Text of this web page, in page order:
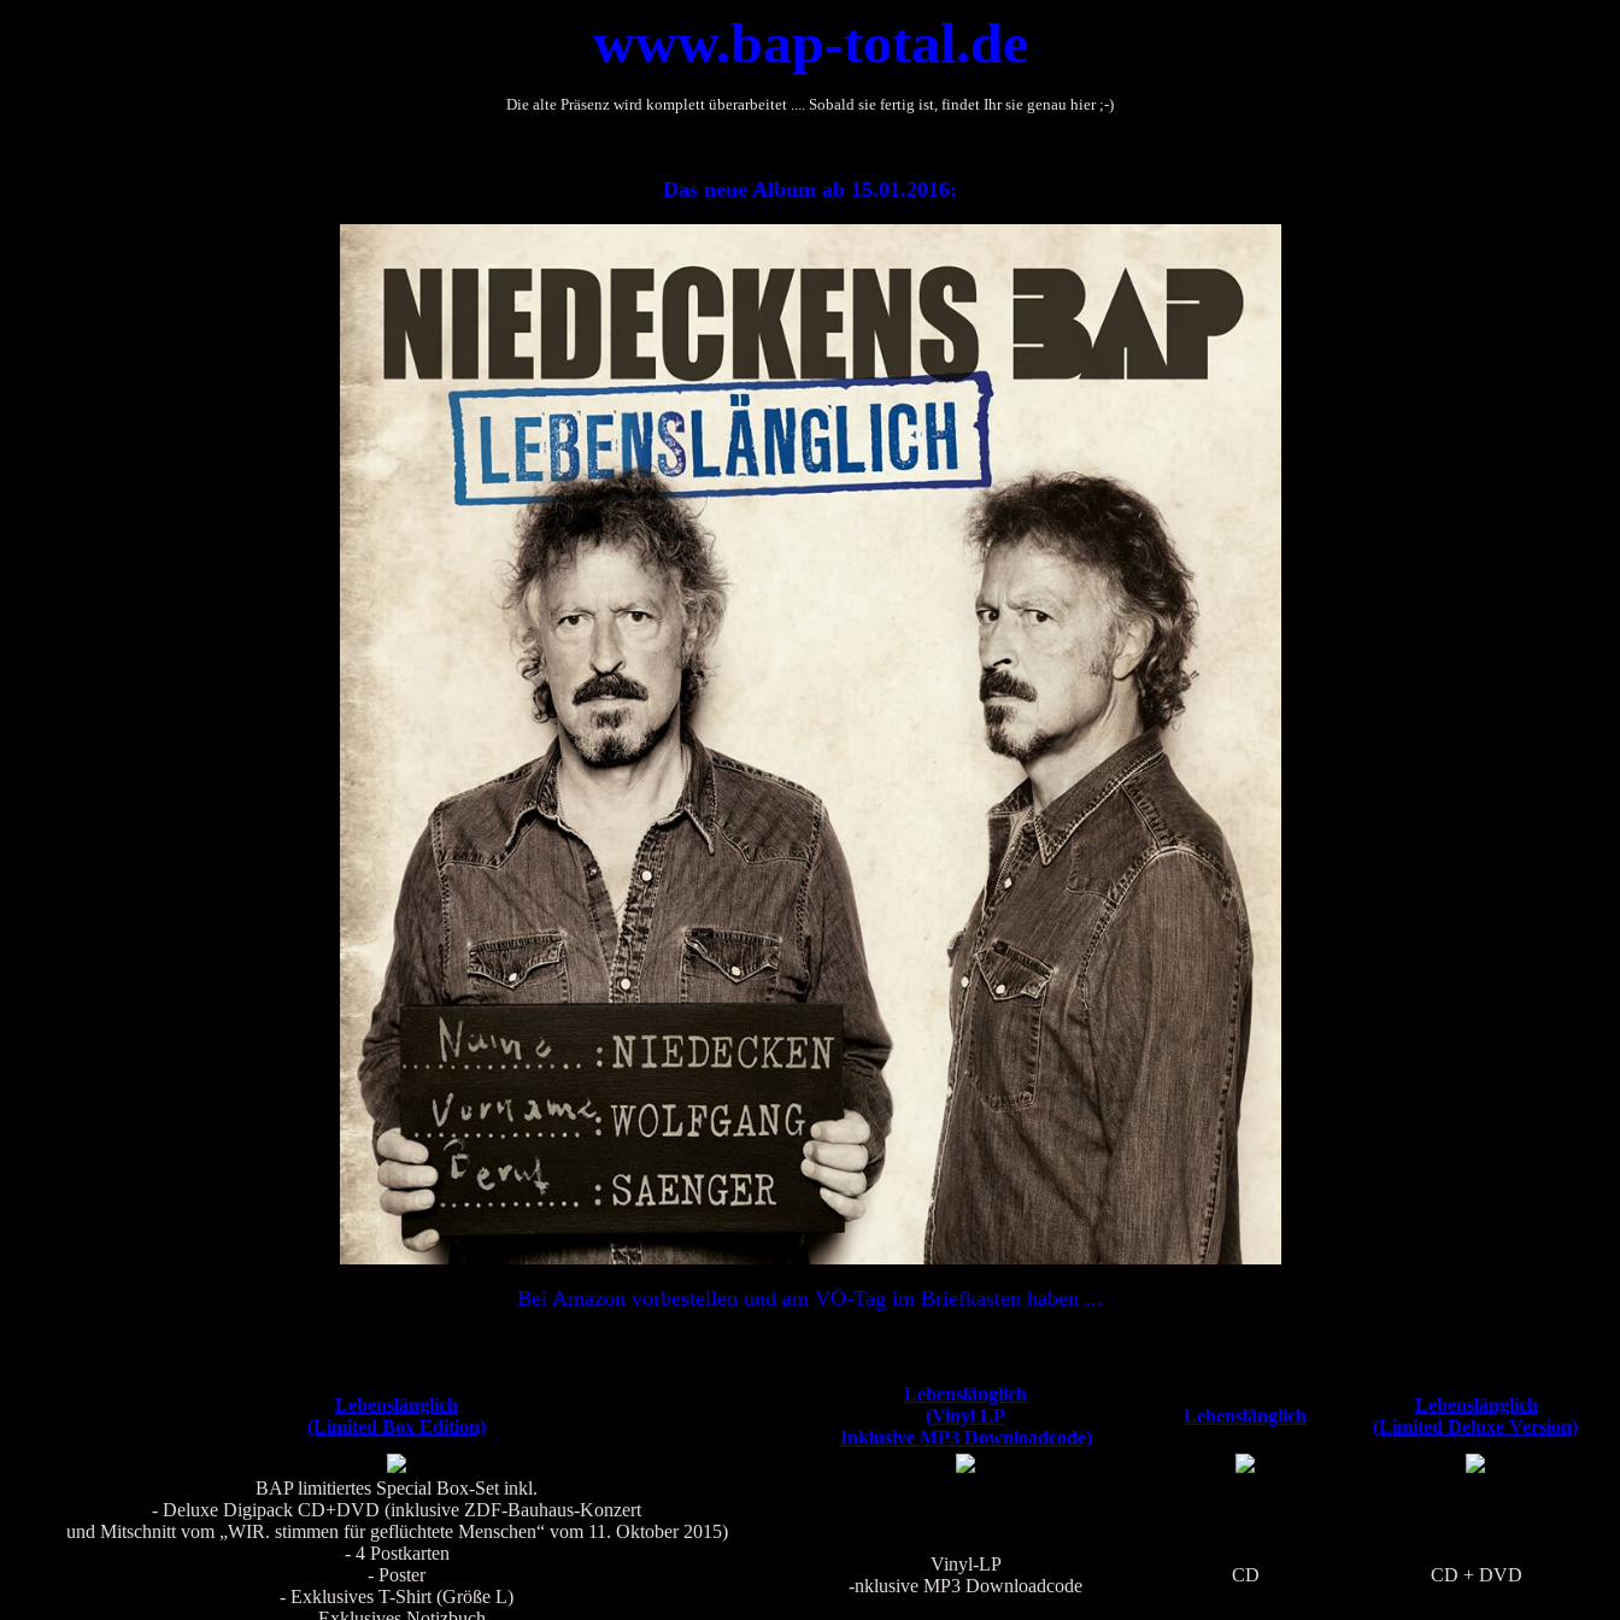
www.bap-total.de
Die alte Präsenz wird komplett überarbeitet .... Sobald sie fertig ist, findet Ihr sie genau hier ;-)
Das neue Album ab 15.01.2016:
Bei Amazon vorbestellen und am VÖ-Tag im Briefkasten haben ...
Lebenslänglich
(Limited Box Edition)
Lebenslänglich
(Vinyl LP
Inklusive MP3 Downloadcode)
Lebenslänglich
Lebenslänglich
(Limited Deluxe Version)
BAP limitiertes Special Box-Set inkl.
- Deluxe Digipack CD+DVD (inklusive ZDF-Bauhaus-Konzert
und Mitschnitt vom „WIR. stimmen für geflüchtete Menschen“ vom 11. Oktober 2015)
- 4 Postkarten
- Poster
- Exklusives T-Shirt (Größe L)
Vinyl-LP
-nklusive MP3 Downloadcode
CD CD + DVD